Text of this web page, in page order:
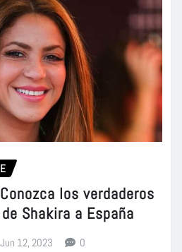
Conozca los verdaderos
Shakira a España
Jun 12, 2023 0